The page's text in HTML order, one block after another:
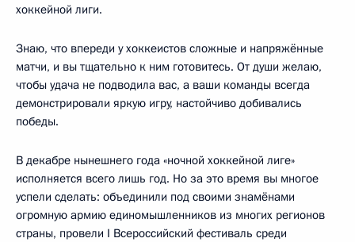
хоккейной лиги.
Знаю, что впереди у хоккеистов сложные и напряжённые
матчи, и вы тщательно к ним готовитесь. От души желаю,
чтобы удача не подводила вас, а ваши команды всегда
демонстрировали яркую игру, настойчиво добивались
победы.
В декабре нынешнего года «ночной хоккейной лиге»
исполняется всего лишь год. Но за это время вы многое
успели сделать: объединили под своими знамёнами
огромную армию единомышленников из многих регионов
страны, провели I Всероссийский фестиваль среди